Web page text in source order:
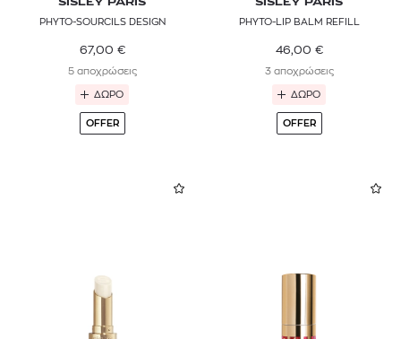
SISLEY PARIS
PHYTO-SOURCILS DESIGN
67,00 €
5 αποχρώσεις
ΔΩΡΟ
OFFER
SISLEY PARIS
PHYTO-LIP BALM REFILL
46,00 €
3 αποχρώσεις
ΔΩΡΟ
OFFER